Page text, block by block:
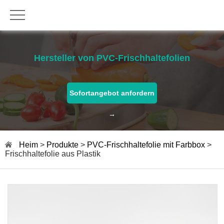
Hersteller von PVC-Frischhaltefolien
Sofortangebot anfordern
→
Heim > Produkte > PVC-Frischhaltefolie mit Farbbox >
Frischhaltefolie aus Plastik